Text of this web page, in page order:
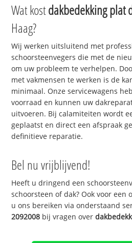
Wat kostdakbedekking plat
Haag?
Wij werken uitsluitend met
schoorsteenvegers die met de
om uw probleem te verhelpen.
met vakmensen te werken is de
minimaal. Onze servicewagens
voorraad en kunnen uw
uitvoeren. Bij calamiteiten wordt
geplaatst en direct een afspraak
definitieve reparatie.
Bel nu vrijblijvend!
Heeft u dringend een
schoorsteen of dak? Ook voor
u ons bereiken via onderstaand
2092008 bij vragen over